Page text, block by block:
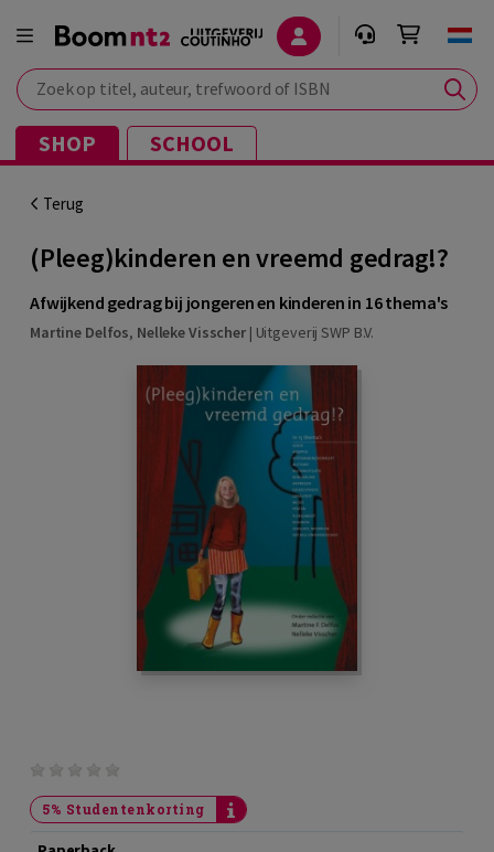
Zoek op titel, auteur, trefwoord of ISBN
SHOP SCHOOL
Terug
(Pleeg)kinderen en vreemd gedrag!?
Afwijkend gedrag bij jongeren en kinderen in 16 thema's
Martine Delfos, Nelleke Visscher| Uitgeverij SWP B.V.
5% Studentenkorting